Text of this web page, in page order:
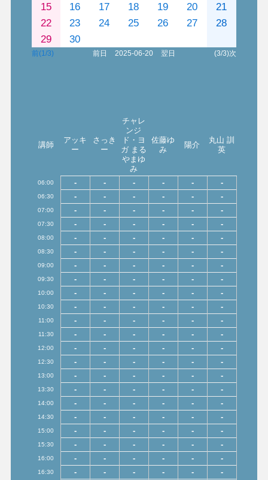
15
16 17 18 19 20
21
22
23 24 25 26 27
28
29
30
前(1/3) 前日 2025-06-20 翌日 (3/3)次
講師
アッキ
ー
さっき
ー
チャレ
ンジ
ド・ヨ
ガ まる
やまゆ
み
佐藤ゆ
み
陽介
丸山 訓
英
06:00 - - - - - -
06:30 - - - - - -
07:00 - - - - - -
07:30 - - - - - -
08:00 - - - - - -
08:30 - - - - - -
09:00 - - - - - -
09:30 - - - - - -
10:00 - - - - - -
10:30 - - - - - -
11:00 - - - - - -
11:30 - - - - - -
12:00 - - - - - -
12:30 - - - - - -
13:00 - - - - - -
13:30 - - - - - -
14:00 - - - - - -
14:30 - - - - - -
15:00 - - - - - -
15:30 - - - - - -
16:00 - - - - - -
16:30 - - - - - -